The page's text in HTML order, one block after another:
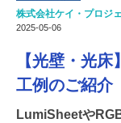
動画
かたなび
すまいリング
Q＆A
株式会社ケイ・プロジ
2025-05-06
【光壁・光
工例のご紹介
LumiSheetや